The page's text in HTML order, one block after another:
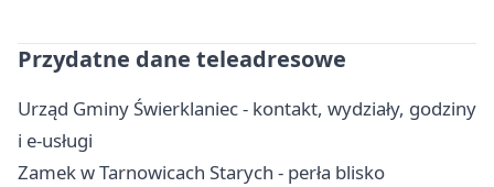
Przydatne dane teleadresowe
Urząd Gminy Świerklaniec - kontakt, wydziały, godziny
i e-usługi
Zamek w Tarnowicach Starych - perła blisko